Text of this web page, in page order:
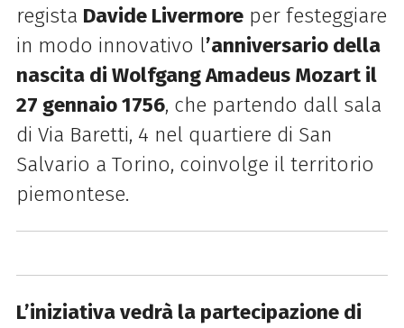
regista Davide Livermore per festeggiare
in modo innovativo l’anniversario della
nascita di Wolfgang Amadeus Mozart il
27 gennaio 1756, che partendo dall sala
di Via Baretti, 4 nel quartiere di San
Salvario a Torino, coinvolge il territorio
piemontese.
L’iniziativa vedrà la partecipazione di